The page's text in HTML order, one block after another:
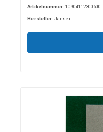
Artikelnummer: 10904112300600
Hersteller: Janser